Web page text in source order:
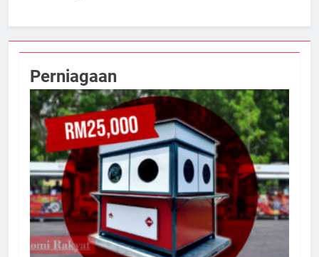
Perniagaan